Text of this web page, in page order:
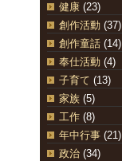
健康 (23)
創作活動 (37)
創作童話 (14)
奉仕活動 (4)
子育て (13)
家族 (5)
工作 (8)
年中行事 (21)
政治 (34)